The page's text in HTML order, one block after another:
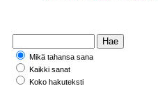
Mikä tahansa sana
Kaikki sanat
Koko hakuteksti